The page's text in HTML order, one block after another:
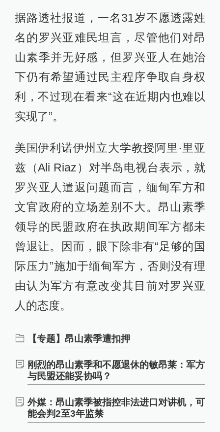
据路透社报道，一名31岁不愿透露姓
名的罗兴亚难民坦言，尽管他们对昂
山素季并无好感，但罗兴亚人在她治
下仍有希望通过民主程序争取自身权
利，不过现在看来“这在近期内也难以
实现了”。
美国伊利诺伊州立大学教授阿里·里亚
兹（Ali Riaz）对半岛电视台表示，就
罗兴亚人遣返问题而言，缅甸军方和
文官政府的立场差别不大。昂山素季
领导的民盟政府在执政期间军方都未
曾退让。因而，眼下除非有“足够的国
际压力”施加于缅甸军方，否则没有理
由认为军方有意改变其目前对罗兴亚
人的态度。
【专题】昂山素季遭扣押
刚烈的昂山素季和不愿退休的敏昂莱：军方
与民盟还能妥协吗？
外媒：昂山素季被指控非法进口对讲机，可
能会判2至3年监禁